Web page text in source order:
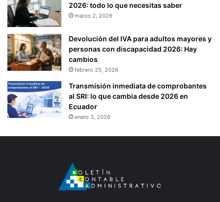
2026: todo lo que necesitas saber
marzo 2, 2026
Devolución del IVA para adultos mayores y
personas con discapacidad 2026: Hay
cambios
febrero 25, 2026
Transmisión inmediata de comprobantes
al SRI: lo que cambia desde 2026 en
Ecuador
enero 3, 2026